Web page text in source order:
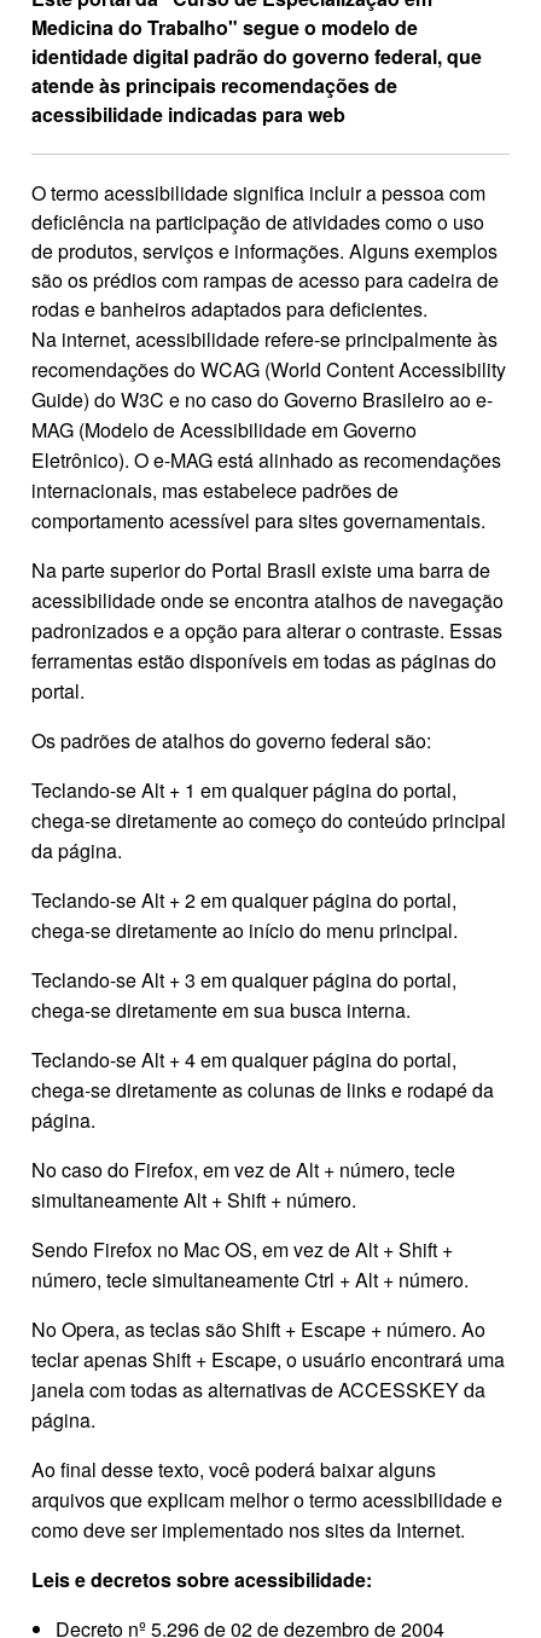
Medicina do Trabalho" segue o modelo de
identidade digital padrão do governo federal, que
atende às principais recomendações de
acessibilidade indicadas para web
O termo acessibilidade significa incluir a pessoa com
deficiência na participação de atividades como o uso
de produtos, serviços e informações. Alguns exemplos
são os prédios com rampas de acesso para cadeira de
rodas e banheiros adaptados para deficientes.
Na internet, acessibilidade refere-se principalmente às
recomendações do WCAG (World Content Accessibility
Guide) do W3C e no caso do Governo Brasileiro ao e-
MAG (Modelo de Acessibilidade em Governo
Eletrônico). O e-MAG está alinhado as recomendações
internacionais, mas estabelece padrões de
comportamento acessível para sites governamentais.
Na parte superior do Portal Brasil existe uma barra de
acessibilidade onde se encontra atalhos de navegação
padronizados e a opção para alterar o contraste. Essas
ferramentas estão disponíveis em todas as páginas do
portal.
Os padrões de atalhos do governo federal são:
Teclando-se Alt + 1 em qualquer página do portal,
chega-se diretamente ao começo do conteúdo principal
da página.
Teclando-se Alt + 2 em qualquer página do portal,
chega-se diretamente ao início do menu principal.
Teclando-se Alt + 3 em qualquer página do portal,
chega-se diretamente em sua busca interna.
Teclando-se Alt + 4 em qualquer página do portal,
chega-se diretamente as colunas de links e rodapé da
página.
No caso do Firefox, em vez de Alt + número, tecle
simultaneamente Alt + Shift + número.
Sendo Firefox no Mac OS, em vez de Alt + Shift +
número, tecle simultaneamente Ctrl + Alt + número.
No Opera, as teclas são Shift + Escape + número. Ao
teclar apenas Shift + Escape, o usuário encontrará uma
janela com todas as alternativas de ACCESSKEY da
página.
Ao final desse texto, você poderá baixar alguns
arquivos que explicam melhor o termo acessibilidade e
como deve ser implementado nos sites da Internet.
Leis e decretos sobre acessibilidade:
Decreto nº 5.296 de 02 de dezembro de 2004